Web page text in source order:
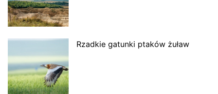
Rzadkie gatunki ptaków żuław